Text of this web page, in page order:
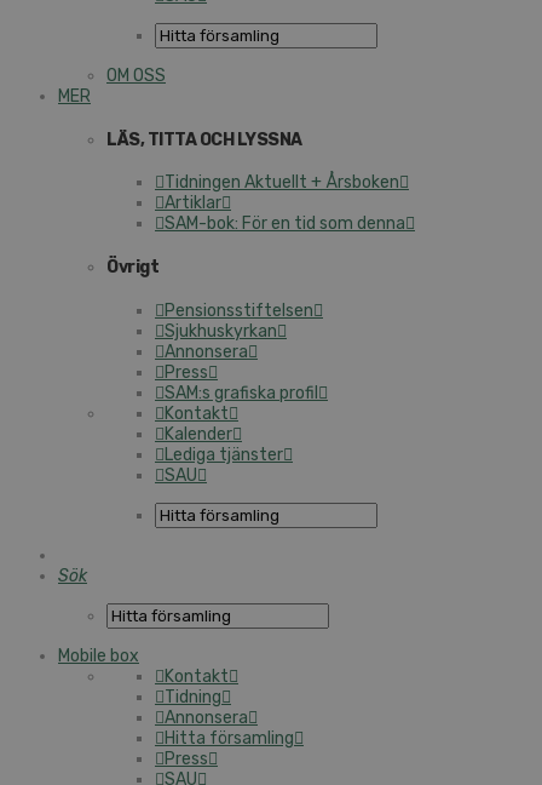
OM OSS
MER
LÄS, TITTA OCH LYSSNA
Tidningen Aktuellt + Årsboken
Artiklar
SAM-bok: För en tid som denna
Övrigt
Pensionsstiftelsen
Sjukhuskyrkan
Annonsera
Press
SAM:s grafiska profil
Kontakt
Kalender
Lediga tjänster
SAU
Sök
Mobile box
Kontakt
Tidning
Annonsera
Hitta församling
Press
SAU